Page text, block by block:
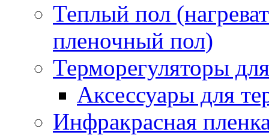
Теплый пол
пленочный пол)
Терморегуляторы
Аксессуары для
Инфракрасная